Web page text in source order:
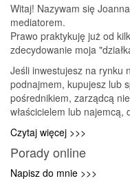
Witaj! Nazywam się
mediatorem.
Prawo praktykuję już od
zdecydowanie moja
Jeśli inwestujesz na rynku
podnajmem, kupujesz lub
pośrednikiem, zarządcą
właścicielem lub najemcą,
Czytaj więcej >>>
Porady online
Napisz do mnie >>>